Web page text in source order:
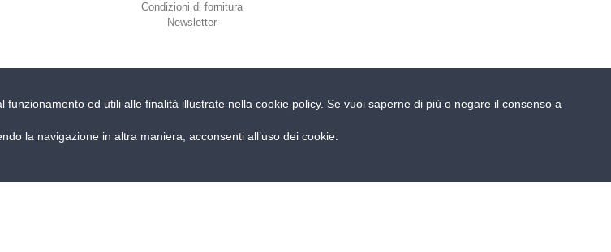
Condizioni di fornitura
Newsletter
Grantorto (Padova) ITALY - Tel
| Cap. Soc. Euro 2.000.000 i.v. |PRIVACY POLICY | POR FESR Regione del Veneto
ed utili alle finalità illustrate nella cookie policy. Se vuoi saperne di più o negare il consenso a
la navigazione in altra maniera, acconsenti all’uso dei cookie.